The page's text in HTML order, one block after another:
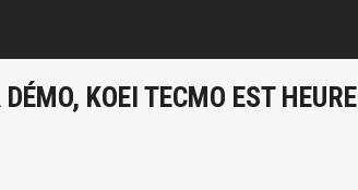
KOEI TECMO EST